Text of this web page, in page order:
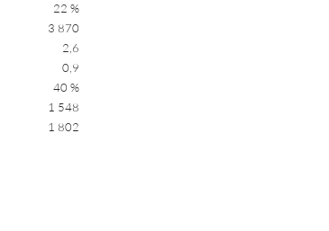
22 %
3 870
2,6
0,9
40 %
1 548
1 802